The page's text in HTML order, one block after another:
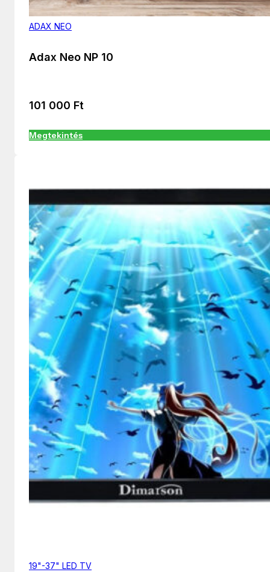
ADAX NEO
Adax Neo NP 10
101 000 Ft
Megtekintés
19"-37" LED TV